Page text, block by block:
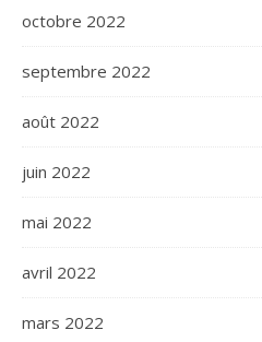
octobre 2022
septembre 2022
août 2022
juin 2022
mai 2022
avril 2022
mars 2022